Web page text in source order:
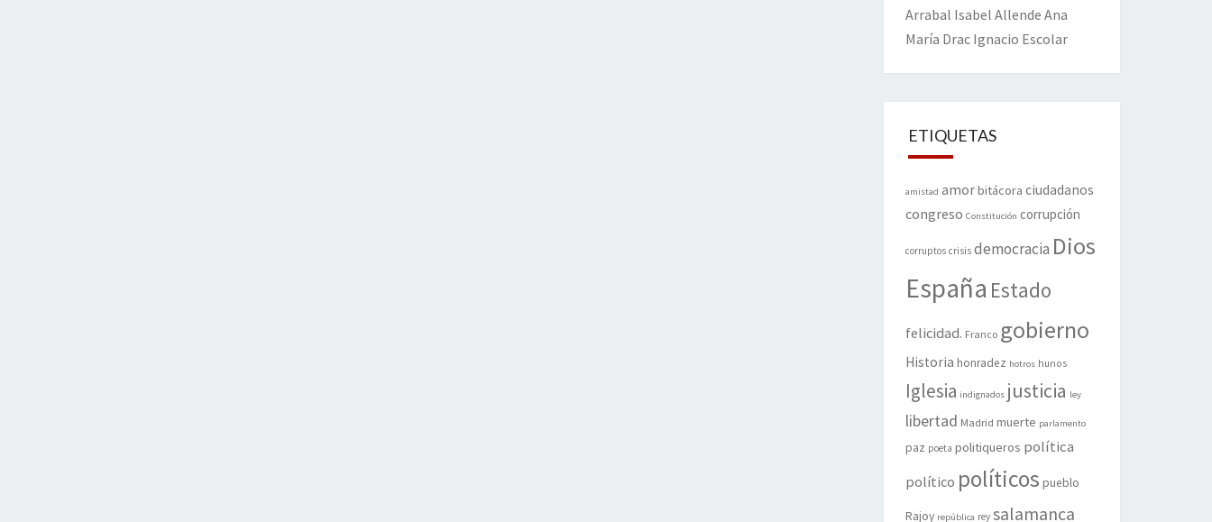
Arrabal Isabel Allende Ana
María Drac Ignacio Escolar
ETIQUETAS
amistad amorbitácora ciudadanos
congreso Constitución corrupción
corruptos crisis democracia Dios
España Estado
felicidad. Franco gobierno
Historia honradez hotros hunos
Iglesia indignados justicia ley
libertad Madrid muerte parlamento
paz poeta politiqueros política
político políticos pueblo
Rajoy república rey salamanca